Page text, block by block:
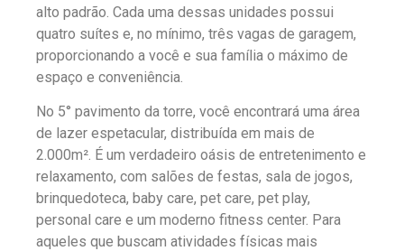
alto padrão. Cada uma dessas unidades possui
quatro suítes e, no mínimo, três vagas de garagem,
proporcionando a você e sua família o máximo de
espaço e conveniência.
No 5° pavimento da torre, você encontrará uma área
de lazer espetacular, distribuída em mais de
2.000m². É um verdadeiro oásis de entretenimento e
relaxamento, com salões de festas, sala de jogos,
brinquedoteca, baby care, pet care, pet play,
personal care e um moderno fitness center. Para
aqueles que buscam atividades físicas mais